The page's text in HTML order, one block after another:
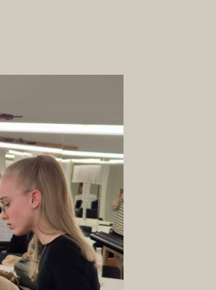
vorbereitet
Eisenstadt drücken wir